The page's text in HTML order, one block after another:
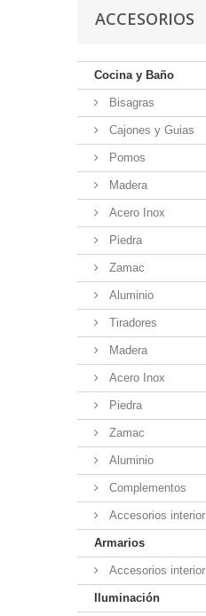
ACCESORIOS
Cocina y Baño
Bisagras
Cajones y Guias
Pomos
Madera
Acero Inox
Piedra
Zamac
Aluminio
Tiradores
Madera
Acero Inox
Piedra
Zamac
Aluminio
Complementos
Accesorios interior
Armarios
Accesorios interior
Iluminación